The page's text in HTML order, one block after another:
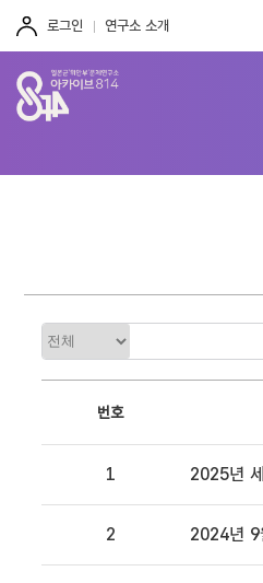
로그인 연구소 소개
카
고
리
번호
1 2025년
2 2024년 9